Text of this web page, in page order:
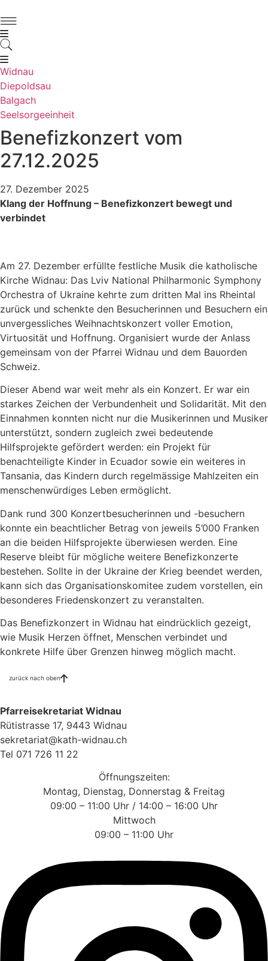
Inhalt
springen
Widnau
Diepoldsau
Balgach
Seelsorgeeinheit
Benefizkonzert vom
27.12.2025
27. Dezember 2025
Klang der Hoffnung – Benefizkonzert bewegt und
verbindet
Am 27. Dezember erfüllte festliche Musik die katholische
Kirche Widnau: Das Lviv National Philharmonic Symphony
Orchestra of Ukraine kehrte zum dritten Mal ins Rheintal
zurück und schenkte den Besucherinnen und Besuchern ein
unvergessliches Weihnachtskonzert voller Emotion,
Virtuosität und Hoffnung. Organisiert wurde der Anlass
gemeinsam von der Pfarrei Widnau und dem Bauorden
Schweiz.
Dieser Abend war weit mehr als ein Konzert. Er war ein
starkes Zeichen der Verbundenheit und Solidarität. Mit den
Einnahmen konnten nicht nur die Musikerinnen und Musiker
unterstützt, sondern zugleich zwei bedeutende
Hilfsprojekte gefördert werden: ein Projekt für
benachteiligte Kinder in Ecuador sowie ein weiteres in
Tansania, das Kindern durch regelmässige Mahlzeiten ein
menschenwürdiges Leben ermöglicht.
Dank rund 300 Konzertbesucherinnen und -besuchern
konnte ein beachtlicher Betrag von jeweils 5’000 Franken
an die beiden Hilfsprojekte überwiesen werden. Eine
Reserve bleibt für mögliche weitere Benefizkonzerte
bestehen. Sollte in der Ukraine der Krieg beendet werden,
kann sich das Organisationskomitee zudem vorstellen, ein
besonderes Friedenskonzert zu veranstalten.
Das Benefizkonzert in Widnau hat eindrücklich gezeigt,
wie Musik Herzen öffnet, Menschen verbindet und
konkrete Hilfe über Grenzen hinweg möglich macht.
zurück nach oben
Pfarreisekretariat Widnau
Rütistrasse 17, 9443 Widnau
sekretariat@kath-widnau.ch
Tel 071 726 11 22
Öffnungszeiten:
Montag, Dienstag, Donnerstag & Freitag
09:00 – 11:00 Uhr / 14:00 – 16:00 Uhr
Mittwoch
09:00 – 11:00 Uhr